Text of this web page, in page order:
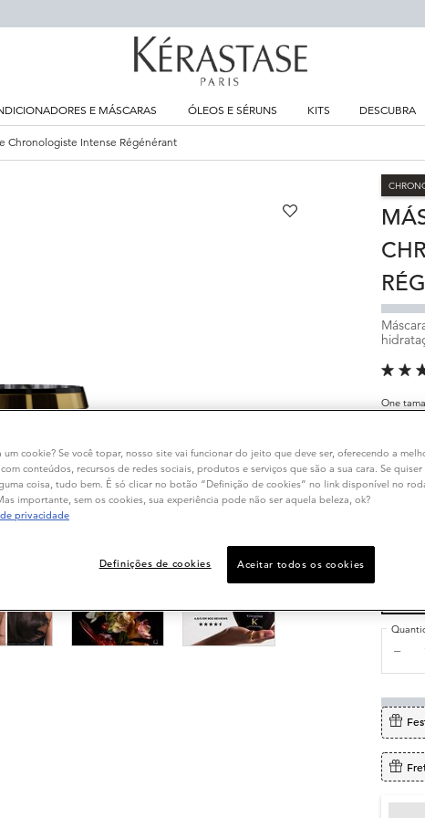
E MÁSCARAS ÓLEOS E SÉRUNS KITS DESCUBRA
Chronologiste Intense Régénérant
One
−
um cookie? Se você topar, nosso site vai funcionar do jeito que deve ser, oferecendo a
conteúdos, recursos de redes sociais, produtos e serviços que são a sua cara. Se
coisa, tudo bem. É só clicar no botão “Definição de cookies” no link disponível no
importante, sem os cookies, sua experiência pode não ser aquela beleza, ok?
privacidade
Definições de cookies Aceitar todos os cookies